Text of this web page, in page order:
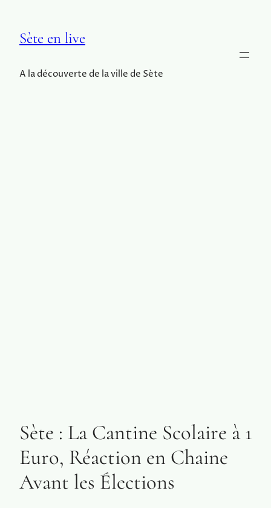
Sète en live
A la découverte de la ville de Sète
Sète : La Cantine Scolaire à 1
Euro, Réaction en Chaine
Avant les Élections